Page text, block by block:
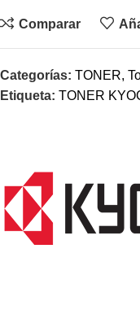
Comparar
Categorías: TONER,
Etiqueta: TONER